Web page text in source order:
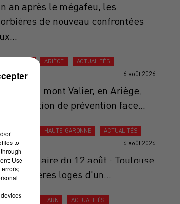
an après le mégafeu, les
de nouveau confrontées
ARIÈGE ACTUALITÉS
6 août 2026
Au pied du mont Valier, en Ariège,
une opération de prévention face...
ACTUALITÉS HAUTE-GARONNE ACTUALITÉS
6 août 2026
solaire du 12 août : Toulouse
premières loges d'un...
TARN ACTUALITÉS
or
to
Use
errors;